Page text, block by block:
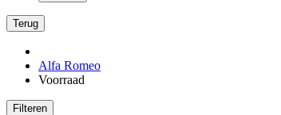
Terug
Alfa Romeo
Voorraad
Filteren